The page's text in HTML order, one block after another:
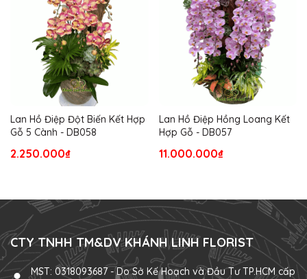
Lan Hồ Điệp Đột Biến Kết Hợp
Gỗ 5 Cành - DB058
2.250.000₫
Lan Hồ Điệp Hồng Loang Kết
Hợp Gỗ - DB057
11.000.000₫
CTY TNHH TM&DV KHÁNH LINH FLORIST
MST: 0318093687 - Do Sở Kế Hoạch và Đầu Tư TP.HCM cấp